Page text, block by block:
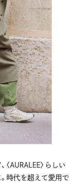
AURALEE〉らしい
時代を超えて愛用で